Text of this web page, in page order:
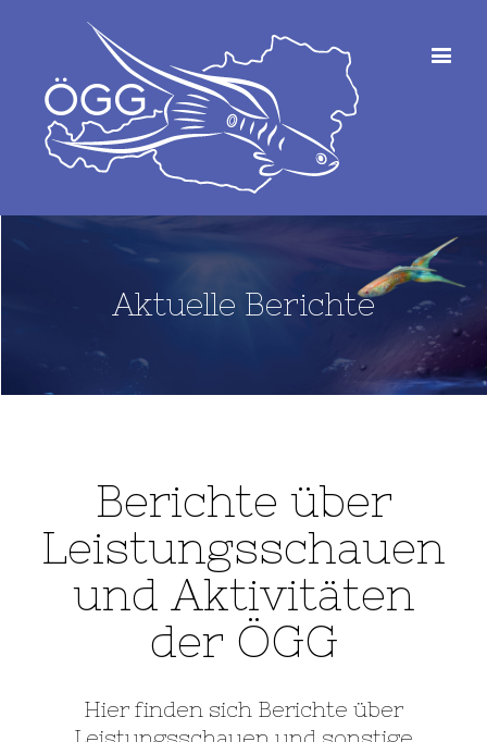
Aktuelle Berichte
Berichte über
Leistungsschauen
und Aktivitäten
der ÖGG
Hier finden sich Berichte über